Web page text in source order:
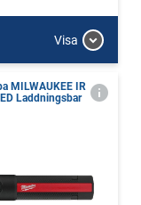
Visa
MILWAUKEE IR
Laddningsbar